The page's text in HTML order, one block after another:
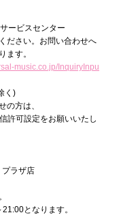
ービスセンター
ださい。お問い合わせへ
ます。
music.co.jp/InquiryInpu
く)
の方は、
許可設定をお願いいたし
ラザ店
となります。